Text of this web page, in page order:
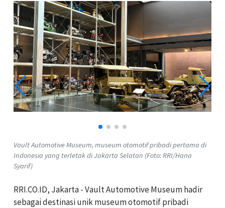
Vault Automotive Museum, museum otomotif pribadi pertama di
Indonesia yang terletak di Jakarta Selatan (Foto: RRI/Hana
Syarif)
RRI.CO.ID, Jakarta - Vault Automotive Museum hadir
sebagai destinasi unik museum otomotif pribadi